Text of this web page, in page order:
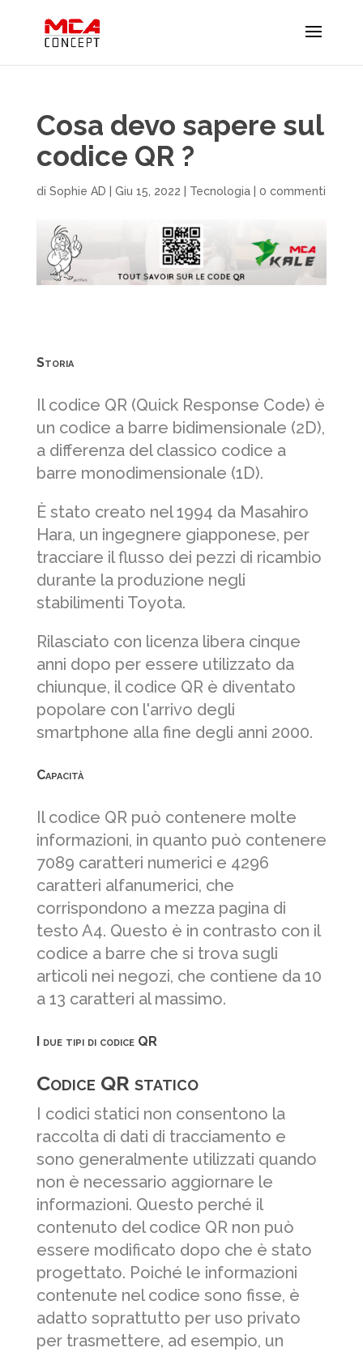
Cosa devo sapere sul
codice QR ?
di Sophie AD Giu 15, 2022 Tecnologia| 0 commenti
Storia
Il codice QR (Quick Response Code) è
un codice a barre bidimensionale (2D),
a differenza del classico codice a
barre monodimensionale (1D).
È stato creato nel 1994 da Masahiro
Hara, un ingegnere giapponese, per
tracciare il flusso dei pezzi di ricambio
durante la produzione negli
stabilimenti Toyota.
Rilasciato con licenza libera cinque
anni dopo per essere utilizzato da
chiunque, il codice QR è diventato
popolare con l'arrivo degli
smartphone alla fine degli anni 2000.
Capacità
Il codice QR può contenere molte
informazioni, in quanto può contenere
7089 caratteri numerici e 4296
caratteri alfanumerici, che
corrispondono a mezza pagina di
testo A4. Questo è in contrasto con il
codice a barre che si trova sugli
articoli nei negozi, che contiene da 10
a 13 caratteri al massimo.
I due tipi di codice QR
Codice QR statico
I codici statici non consentono la
raccolta di dati di tracciamento e
sono generalmente utilizzati quando
non è necessario aggiornare le
informazioni. Questo perché il
contenuto del codice QR non può
essere modificato dopo che è stato
progettato. Poiché le informazioni
contenute nel codice sono fisse, è
adatto soprattutto per uso privato
per trasmettere, ad esempio, un